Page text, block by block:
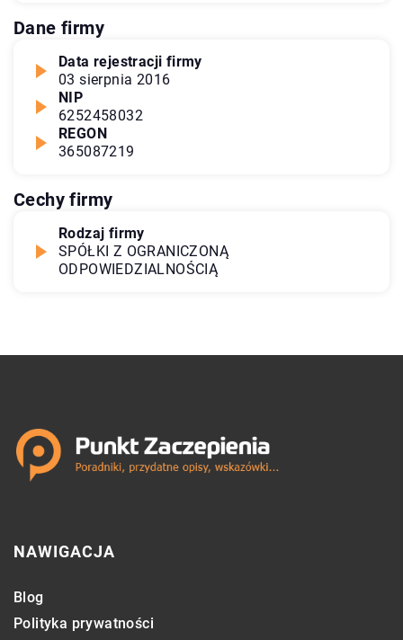
Dane firmy
Data rejestracji firmy
03 sierpnia 2016
NIP
6252458032
REGON
365087219
Cechy firmy
Rodzaj firmy
SPÓŁKI Z OGRANICZONĄ
ODPOWIEDZIALNOŚCIĄ
NAWIGACJA
Blog
Polityka prywatności